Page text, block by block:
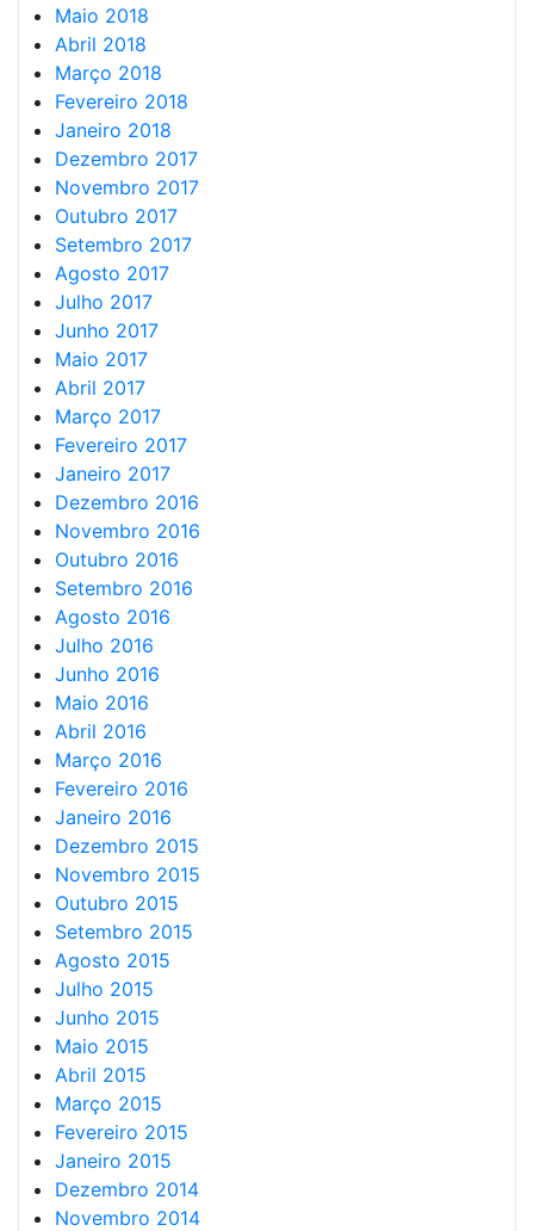
Maio 2018
Abril 2018
Março 2018
Fevereiro 2018
Janeiro 2018
Dezembro 2017
Novembro 2017
Outubro 2017
Setembro 2017
Agosto 2017
Julho 2017
Junho 2017
Maio 2017
Abril 2017
Março 2017
Fevereiro 2017
Janeiro 2017
Dezembro 2016
Novembro 2016
Outubro 2016
Setembro 2016
Agosto 2016
Julho 2016
Junho 2016
Maio 2016
Abril 2016
Março 2016
Fevereiro 2016
Janeiro 2016
Dezembro 2015
Novembro 2015
Outubro 2015
Setembro 2015
Agosto 2015
Julho 2015
Junho 2015
Maio 2015
Abril 2015
Março 2015
Fevereiro 2015
Janeiro 2015
Dezembro 2014
Novembro 2014